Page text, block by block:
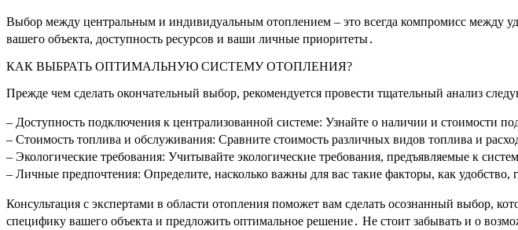
Выбор между центральным и индивидуальным отоплением – это всегда компромисс между
вашего объекта, доступность ресурсов и ваши личные приоритеты․
КАК ВЫБРАТЬ ОПТИМАЛЬНУЮ СИСТЕМУ ОТОПЛЕНИЯ?
Прежде чем сделать окончательный выбор, рекомендуется провести тщательный анализ
– Доступность подключения к централизованной системе: Узнайте о наличии и стоимости
– Стоимость топлива и обслуживания: Сравните стоимость различных видов топлива и
– Экологические требования: Учитывайте экологические требования, предъявляемые к
– Личные предпочтения: Определите, насколько важны для вас такие факторы, как
Консультация с экспертами в области отопления поможет вам сделать осознанный выбор,
специфику вашего объекта и предложить оптимальное решение․ Не стоит забывать и о